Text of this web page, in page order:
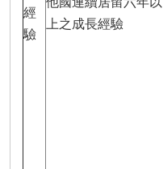
經
驗
上之成長經驗